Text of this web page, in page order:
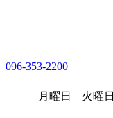
096-353-2200
月曜日 火曜日